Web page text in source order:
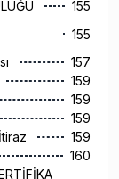
155
155
157
159
159
159
159
160